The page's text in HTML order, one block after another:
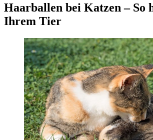
Haarballen bei Katzen – So
Ihrem Tier